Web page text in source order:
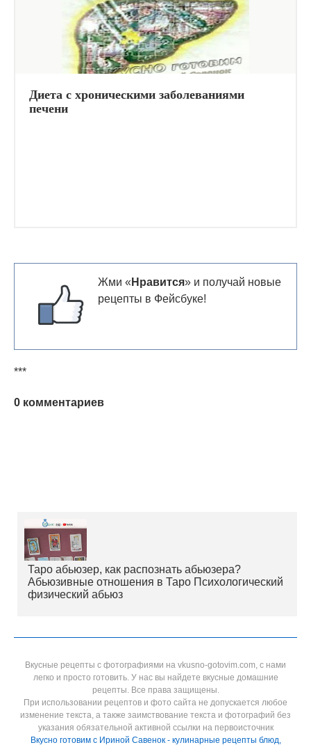
Диета с хроническими заболеваниями
печени
Жми « Нравится» и получай новые
рецепты в Фейсбуке!
***
0 комментариев
Таро абьюзер, как распознать абьюзера?
Абьюзивные отношения в Таро Психологический
физический абьюз
Вкусные рецепты с фотографиями на vkusno-gotovim.com, с нами
легко и просто готовить. У нас вы найдете вкусные домашние
рецепты. Все права защищены.
При использовании рецептов и фото сайта не допускается любое
изменение текста, а также заимствование текста и фотографий без
указания обязательной активной ссылки на первоисточник
Вкусно готовим с Ириной Савенок - кулинарные рецепты блюд,